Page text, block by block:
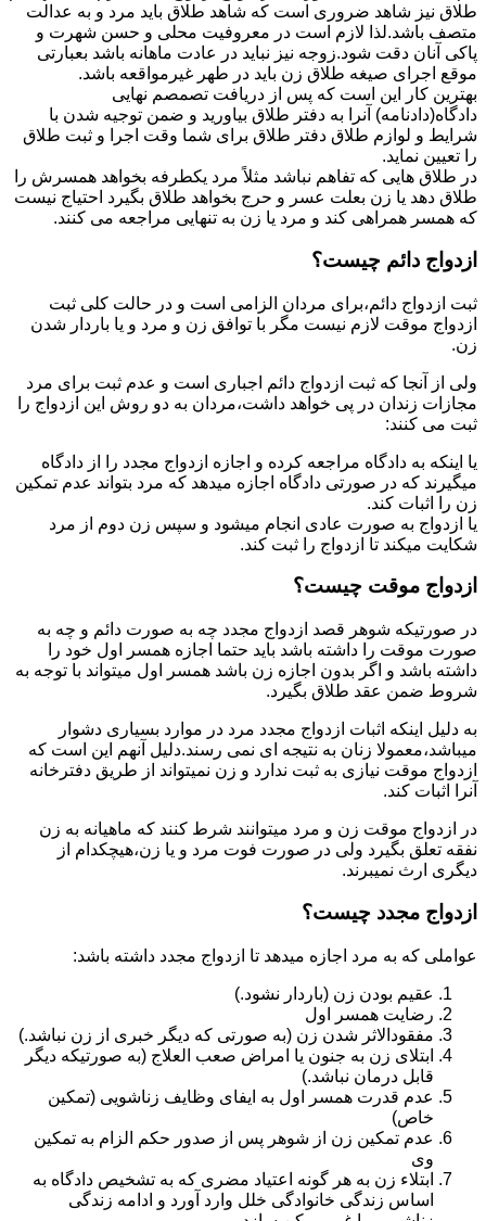
طلاق نیز شاهد ضروری است که شاهد طلاق باید مرد و به عدالت
متصف باشد.لذا لازم است در معروفیت محلی و حسن شهرت و
پاکی آنان دقت شود.زوجه نیز نباید در عادت ماهانه باشد بعبارتی
موقع اجرای صیغه طلاق زن باید در طهر غیرمواقعه باشد.
بهترین کار این است که پس از دریافت تصمصم نهایی
دادگاه(دادنامه) آنرا به دفتر طلاق بیاورید و ضمن توجیه شدن با
شرایط و لوازم طلاق دفتر طلاق برای شما وقت اجرا و ثبت طلاق
را تعیین نماید.
در طلاق هایی که تفاهم نباشد مثلاً مرد یکطرفه بخواهد همسرش را
طلاق دهد یا زن بعلت عسر و حرج بخواهد طلاق بگیرد احتیاج نیست
که همسر همراهی کند و مرد یا زن به تنهایی مراجعه می کنند.
ازدواج دائم چیست؟
ثبت ازدواج دائم،برای مردان الزامی است و در حالت کلی ثبت
ازدواج موقت لازم نیست مگر با توافق زن و مرد و یا باردار شدن
زن.
ولی از آنجا که ثبت ازدواج دائم اجباری است و عدم ثبت برای مرد
مجازات زندان در پی خواهد داشت،مردان به دو روش این ازدواج را
ثبت می کنند:
یا اینکه به دادگاه مراجعه کرده و اجازه ازدواج مجدد را از دادگاه
میگیرند که در صورتی دادگاه اجازه میدهد که مرد بتواند عدم تمکین
زن را اثبات کند.
یا ازدواج به صورت عادی انجام میشود و سپس زن دوم از مرد
شکایت میکند تا ازدواج را ثبت کند.
ازدواج موقت چیست؟
در صورتیکه شوهر قصد ازدواج مجدد چه به صورت دائم و چه به
صورت موقت را داشته باشد باید حتما اجازه همسر اول خود را
داشته باشد و اگر بدون اجازه زن باشد همسر اول میتواند با توجه به
شروط ضمن عقد طلاق بگیرد.
به دلیل اینکه اثبات ازدواج مجدد مرد در موارد بسیاری دشوار
میباشد،معمولا زنان به نتیجه ای نمی رسند.دلیل آنهم این است که
ازدواج موقت نیازی به ثبت ندارد و زن نمیتواند از طریق دفترخانه
آنرا اثبات کند.
در ازدواج موقت زن و مرد میتوانند شرط کنند که ماهیانه به زن
نفقه تعلق بگیرد ولی در صورت فوت مرد و یا زن،هیچکدام از
دیگری ارث نمیبرند.
ازدواج مجدد چیست؟
عواملی که به مرد اجازه میدهد تا ازدواج مجدد داشته باشد:
عقیم بودن زن (باردار نشود.)
رضایت همسر اول
مفقودالاثر شدن زن (به صورتی که دیگر خبری از زن نباشد.)
ابتلای زن به جنون یا امراض صعب العلاج (به صورتیکه دیگر
قابل درمان نباشد.)
عدم قدرت همسر اول به ایفای وظایف زناشویی (تمکین
خاص)
عدم تمکین زن از شوهر پس از صدور حکم الزام به تمکین
وی
ابتلاء زن به هر گونه اعتیاد مضری که به تشخیص دادگاه به
اساس زندگی خانوادگی خلل وارد آورد و ادامه زندگی